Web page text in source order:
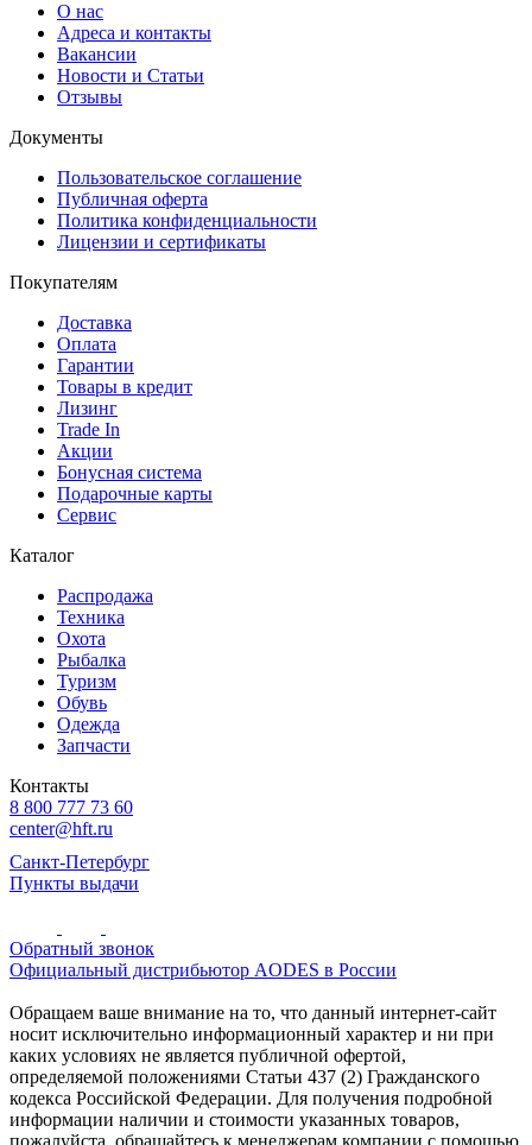
О нас
Адреса и контакты
Вакансии
Новости и Статьи
Отзывы
Документы
Пользовательское соглашение
Публичная оферта
Политика конфиденциальности
Лицензии и сертификаты
Покупателям
Доставка
Оплата
Гарантии
Товары в кредит
Лизинг
Trade In
Акции
Бонусная система
Подарочные карты
Сервис
Каталог
Распродажа
Техника
Охота
Рыбалка
Туризм
Обувь
Одежда
Запчасти
Контакты
8 800 777 73 60
center@hft.ru
Санкт-Петербург
Пункты выдачи
Обратный звонок
Официальный дистрибьютор AODES в России
Обращаем ваше внимание на то, что данный интернет-сайт
носит исключительно информационный характер и ни при
каких условиях не является публичной офертой,
определяемой положениями Статьи 437 (2) Гражданского
кодекса Российской Федерации. Для получения подробной
информации наличии и стоимости указанных товаров,